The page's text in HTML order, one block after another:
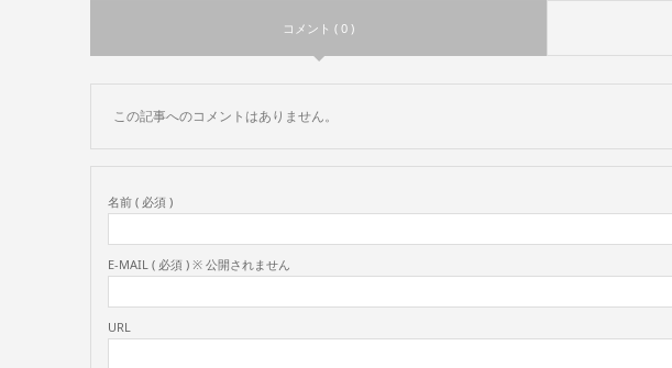
コメント ( 0 )
この記事へのコメントはありません。
名前 ( 必須 )
E-MAIL ( 必須 ) ※ 公開されません
URL